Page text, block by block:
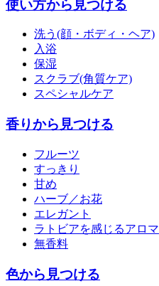
使い方から見つける
洗う(顔・ボディ・ヘア)
入浴
保湿
スクラブ(角質ケア)
スペシャルケア
香りから見つける
フルーツ
すっきり
甘め
ハーブ／お花
エレガント
ラトビアを感じるアロマ
無香料
色から見つける